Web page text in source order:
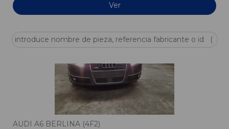
Ver
AUDI A6 BERLINA (4F2)